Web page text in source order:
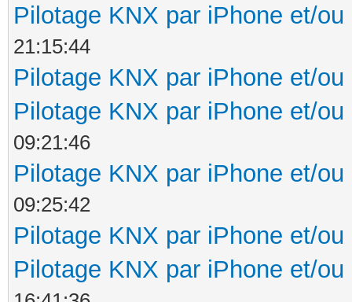
Pilotage KNX par iPhone et/ou
21:15:44
Pilotage KNX par iPhone et/ou
Pilotage KNX par iPhone et/ou
09:21:46
Pilotage KNX par iPhone et/ou
09:25:42
Pilotage KNX par iPhone et/ou
Pilotage KNX par iPhone et/ou